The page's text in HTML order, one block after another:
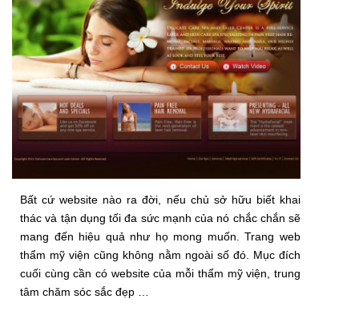
Bất cứ website nào ra đời, nếu chủ sở hữu biết khai
thác và tận dụng tối đa sức mạnh của nó chắc chắn sẽ
mang đến hiệu quả như họ mong muốn. Trang web
thẩm mỹ viện cũng không nằm ngoài số đó. Mục đích
cuối cùng cần có website của mỗi thẩm mỹ viện, trung
tâm chăm sóc sắc đẹp …